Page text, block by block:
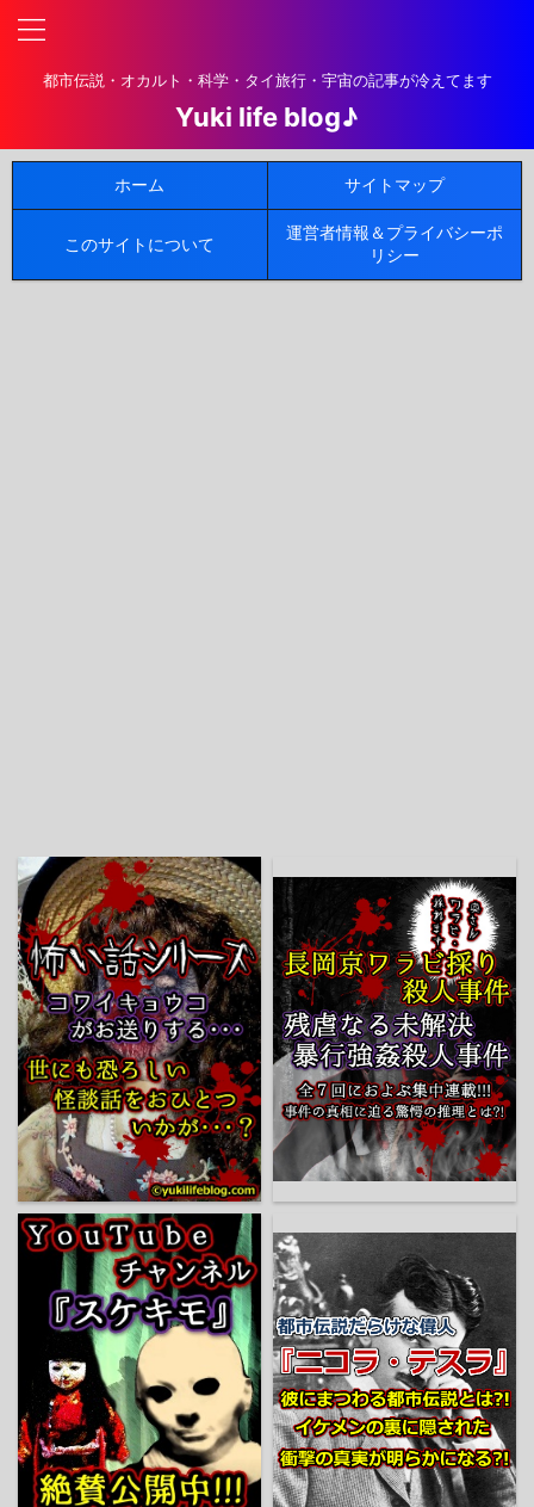
都市伝説・オカルト・科学・タイ旅行・宇宙の記事が冷えてます
Yuki life blog♪
ホーム サイトマップ
このサイトについて
運営者情報＆プライバシーポ
リシー